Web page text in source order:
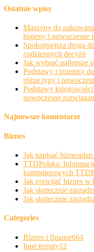
Ostatnie wpisy
Maszyny do
higieny i nowoczesne
Spokojniejsza droga
codziennych decyzji
Jak wybrać najlepsze
Podstawy i przepisy
różne typy i
Podstawy
nowoczesne
Najnowsze komentarze
Biznes
Jak napisać
TTDPolska:
komputerowych
Jak rozwijać biznes w
Jak skutecznie
Jak skutecznie
Categories
Biznes i finanse664
Inne tematy12